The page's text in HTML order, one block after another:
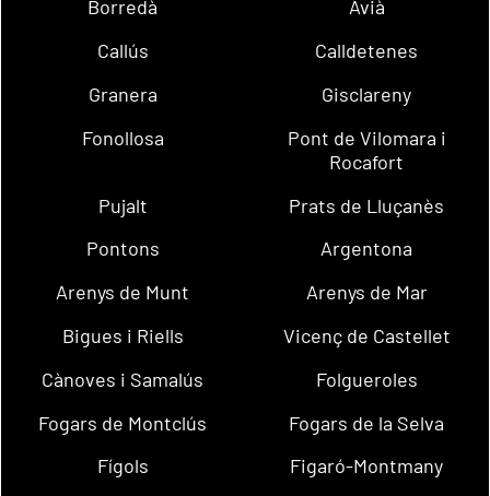
Borredà
Avià
Callús
Calldetenes
Granera
Gisclareny
Fonollosa
Pont de Vilomara i
Rocafort
Pujalt
Prats de Lluçanès
Pontons
Argentona
Arenys de Munt
Arenys de Mar
Bigues i Riells
Vicenç de Castellet
Cànoves i Samalús
Folgueroles
Fogars de Montclús
Fogars de la Selva
Fígols
Figaró-Montmany